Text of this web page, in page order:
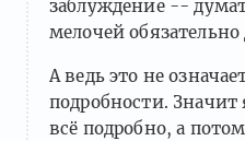
заблуждение --
мелочей
А ведь это не
подробности.
всё подробно, а